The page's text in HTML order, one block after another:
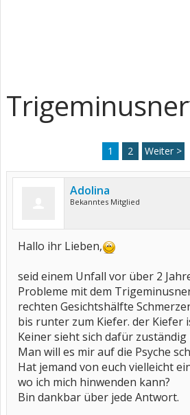
1 2 Weiter >
Adolina
Bekanntes Mitglied
Hallo ihr Lieben,
seid einem Unfall vor über 2
Probleme mit dem
rechten Gesichtshälfte
bis runter zum Kiefer. der Kiefer
Keiner sieht sich dafür
Man will es mir auf die Psyche
Hat jemand von euch vielleicht
wo ich mich hinwenden kann?
Bin dankbar über jede Antwort.